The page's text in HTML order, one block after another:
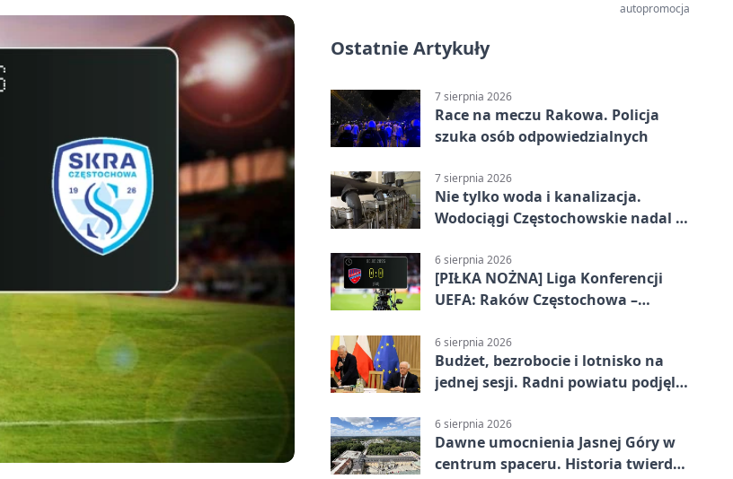
autopromocja
Ostatnie Artykuły
7 sierpnia 2026
Race na meczu Rakowa. Policja
szuka osób odpowiedzialnych
7 sierpnia 2026
Nie tylko woda i kanalizacja.
Wodociągi Częstochowskie nadal w
6 sierpnia 2026
[PIŁKA NOŻNA] Liga Konferencji
UEFA: Raków Częstochowa –
meczu III rundy eliminacji
6 sierpnia 2026
Budżet, bezrobocie i lotnisko na
jednej sesji. Radni powiatu podjęli
6 sierpnia 2026
Dawne umocnienia Jasnej Góry w
centrum spaceru. Historia twierdzy